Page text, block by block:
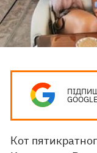
GOOGLE
Кот